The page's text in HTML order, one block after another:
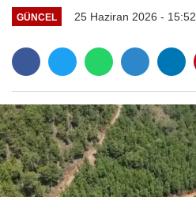
GÜNCEL 25 Haziran 2026 - 15:52